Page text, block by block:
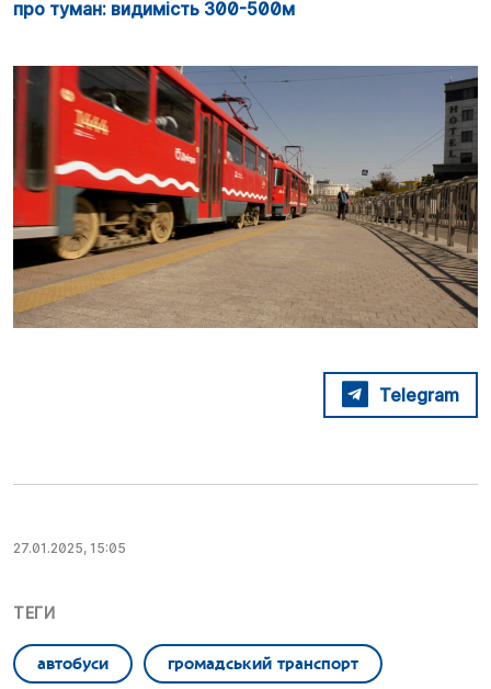
про туман: видимість 300-500м
Telegram
27.01.2025, 15:05
ТЕГИ
автобуси громадський транспорт